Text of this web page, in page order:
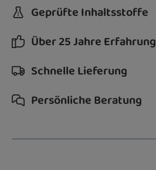
Geprüfte Inhaltsstoffe
Über 25 Jahre Erfahrung
Schnelle Lieferung
Persönliche Beratung